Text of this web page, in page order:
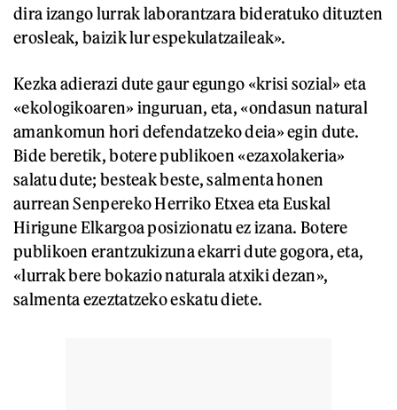
dira izango lurrak laborantzara bideratuko dituzten
erosleak, baizik lur espekulatzaileak».
Kezka adierazi dute gaur egungo «krisi sozial» eta
«ekologikoaren» inguruan, eta, «ondasun natural
amankomun hori defendatzeko deia» egin dute.
Bide beretik, botere publikoen «ezaxolakeria»
salatu dute; besteak beste, salmenta honen
aurrean Senpereko Herriko Etxea eta Euskal
Hirigune Elkargoa posizionatu ez izana. Botere
publikoen erantzukizuna ekarri dute gogora, eta,
«lurrak bere bokazio naturala atxiki dezan»,
salmenta ezeztatzeko eskatu diete.